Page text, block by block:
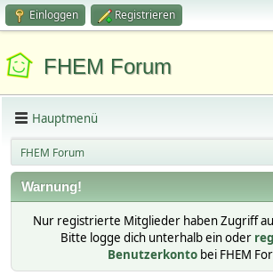
Einloggen Registrieren
FHEM Forum
Hauptmenü
FHEM Forum
Warnung!
Nur registrierte Mitglieder haben Zugriff
Bitte logge dich unterhalb ein oder
Benutzerkonto bei FHEM